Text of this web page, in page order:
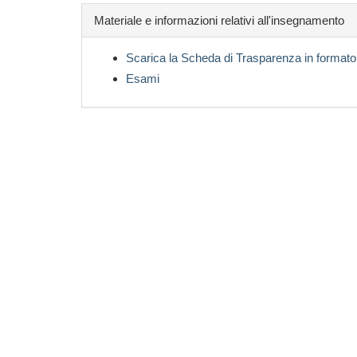
Materiale e informazioni relativi all'insegnamento
Scarica la Scheda di Trasparenza in
Esami